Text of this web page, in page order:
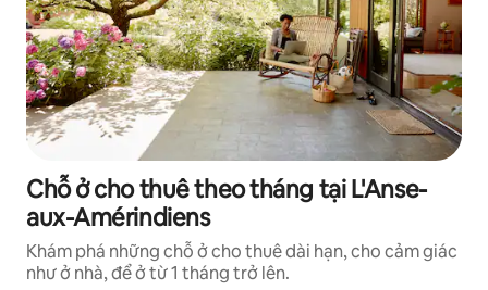
Chỗ ở cho thuê theo tháng tại L'Anse-
aux-Amérindiens
Khám phá những chỗ ở cho thuê dài hạn, cho cảm giác
như ở nhà, để ở từ 1 tháng trở lên.